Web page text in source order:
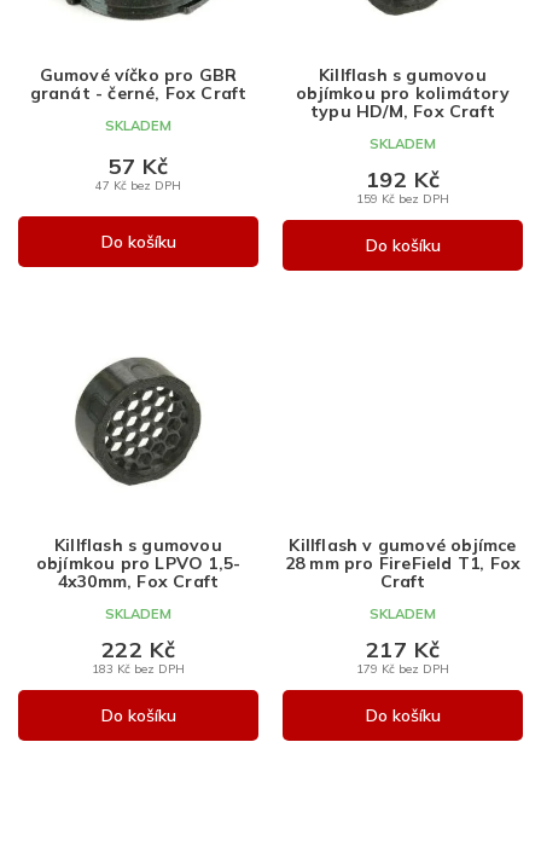
o
u
k
Gumové víčko pro GBR
granát - černé, Fox Craft
SKLADEM
47 Kč bez DPH
57 Kč
Do košíku
Killflash s gumovou
objímkou pro kolimátory
typu HD/M, Fox Craft
SKLADEM
159 Kč bez DPH
192 Kč
Do košíku
Killflash s gumovou
objímkou pro LPVO 1,5-
4x30mm, Fox Craft
SKLADEM
183 Kč bez DPH
222 Kč
Do košíku
Killflash v gumové objímce
28 mm pro FireField T1, Fox
Craft
SKLADEM
179 Kč bez DPH
217 Kč
Do košíku